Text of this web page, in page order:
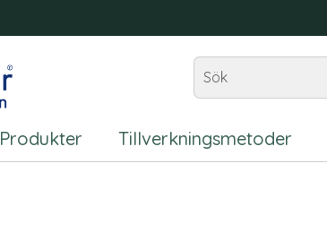
Produkter Tillverkningsmetoder